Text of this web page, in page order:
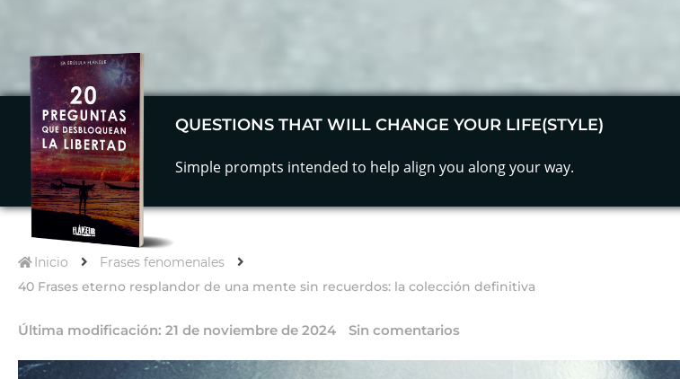
QUESTIONS THAT WILL CHANGE YOUR LIFE(STYLE)
Simple prompts intended to help align you along your way.
Inicio
Frases fenomenales
40 Frases eterno resplandor de una mente sin recuerdos: la colección definitiva
Última modificación: 21 de noviembre de 2024 Sin comentarios